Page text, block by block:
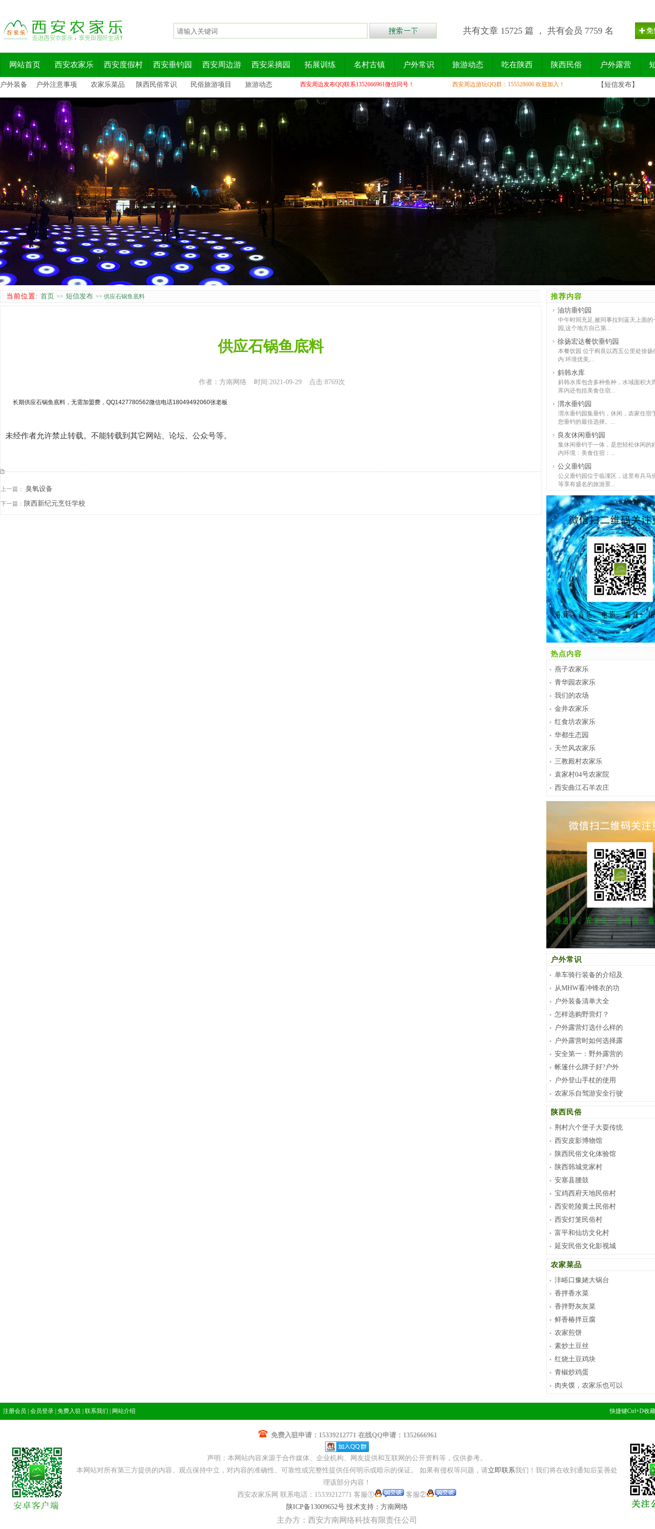
共有文章 15725 篇 ， 共有会员 7759 名
网站首页 西安农家乐 西安度假村 西安垂钓园 西安周边游 西安采摘园 拓展训练 名村古镇 户外常识 旅游动态 吃在陕西 陕西民俗 户外露营
户外装备 户外注意事项 农家乐菜品 陕西民俗常识 民俗旅游项目 旅游动态 西安周边发布QQ联系1352666961微信同号！ 西安周边游玩QQ群：155528606 欢迎加入！ 【短信发布】
当前位置: 首页 >> 短信发布 >> 供应石锅鱼底料
供应石锅鱼底料
作者：方南网络 时间:2021-09-29 点击:8769次
长期供应石锅鱼底料，无需加盟费，QQ1427780562微信电话18049492060张老板
未经作者允许禁止转载。不能转载到其它网站、论坛、公众号等。
上一篇： 臭氧设备
下一篇： 陕西新纪元烹饪学校
推荐内容
油坊垂钓园
中午时间充足,被同事拉到蓝天上面的
园,这个地方自己第...
徐扬宏达餐饮垂钓园
本餐饮园 位于阎良以西五公里处徐扬
内 环境优美,...
斜韩水库
斜韩水库包含多种鱼种，水域面积大
库内还包括美食住宿...
渭水垂钓园
渭水垂钓园集垂钓，休闲，农家住宿
您垂钓的最佳选择。...
良友休闲垂钓园
集休闲垂钓于一体，是您轻松休闲的
内环境：美食住宿：...
公义垂钓园
公义垂钓园位于临潼区，这里有兵马
等享有盛名的旅游景...
热点内容
燕子农家乐
青华园农家乐
我们的农场
金井农家乐
红食坊农家乐
华都生态园
天竺风农家乐
三教殿村农家乐
袁家村04号农家院
西安曲江石羊农庄
户外常识
单车骑行装备的介绍及
从MHW看冲锋衣的功
户外装备清单大全
怎样选购野营灯？
户外露营灯选什么样的
户外露营时如何选择露
安全第一：野外露营的
帐篷什么牌子好?户外
户外登山手杖的使用
农家乐自驾游安全行驶
陕西民俗
荆村六个堡子大耍传统
西安皮影博物馆
陕西民俗文化体验馆
陕西韩城党家村
安塞县腰鼓
宝鸡西府天地民俗村
西安乾陵黄土民俗村
西安灯笼民俗村
富平和仙坊文化村
延安民俗文化影视城
农家菜品
沣峪口豫姥大锅台
香拌香水菜
香拌野灰灰菜
鲜香椿拌豆腐
农家煎饼
素炒土豆丝
红烧土豆鸡块
青椒炒鸡蛋
肉夹馍，农家乐也可以
注册会员 会员登录 免费入驻 联系我们 网站介绍 快捷键Ctrl+D收
免费入驻申请：15339212771 在线QQ申请：1352666961
声明：本网站内容来源于合作媒体、企业机构、网友提供和互联网的公开资料等，仅供参考。
本网站对所有第三方提供的内容、观点保持中立，对内容的准确性、可靠性或完整性提供任何明示或暗示的保证。 如果有侵权等问题，请立即联系我们！我们将在收到通知后妥善处
理该部分内容！
西安农家乐网 联系电话：15339212771 客服①
客服②
陕ICP备13009652号 技术支持：方南网络
主办方：西安方南网络科技有限责任公司